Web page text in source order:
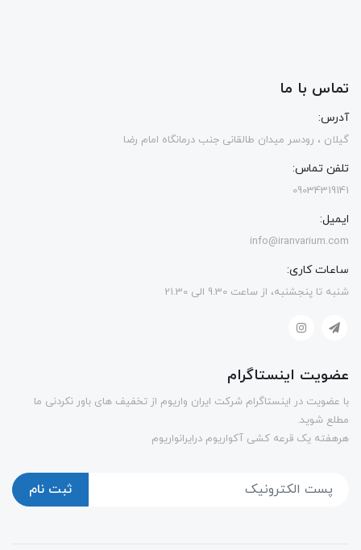
تماس با ما
آدرس:
گیلان ، رودسر میدان طالقانی جنب درمانگاه امام رضا
تلفن تماس:
09034319141
ایمیل:
info@iranvarium.com
ساعات کاری:
شنبه تا پنجشنبه، از ساعت 9.30 الی 21.30
عضویت اینستاگرام
با عضویت در اینستاگرام شرکت ایران واریوم از تخفیف های باور نکردنی ما
مطلع شوید.
هرهفته یک قرعه کشی آکواریوم درایرانواریوم
ثبت نام